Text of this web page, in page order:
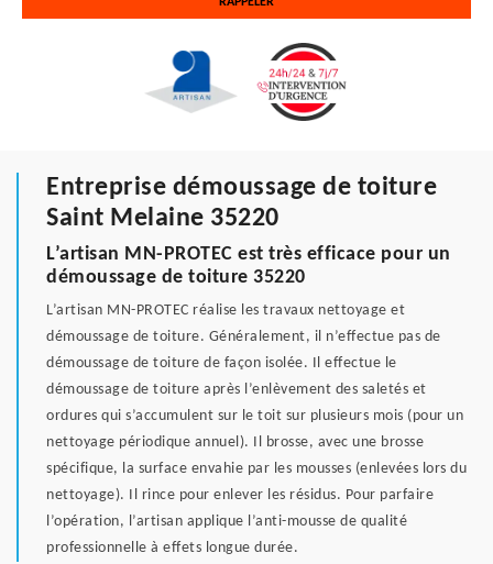
Entreprise démoussage de toiture
Saint Melaine 35220
L’artisan MN-PROTEC est très efficace pour un
démoussage de toiture 35220
L’artisan MN-PROTEC réalise les travaux nettoyage et
démoussage de toiture. Généralement, il n’effectue pas de
démoussage de toiture de façon isolée. Il effectue le
démoussage de toiture après l’enlèvement des saletés et
ordures qui s’accumulent sur le toit sur plusieurs mois (pour un
nettoyage périodique annuel). Il brosse, avec une brosse
spécifique, la surface envahie par les mousses (enlevées lors du
nettoyage). Il rince pour enlever les résidus. Pour parfaire
l’opération, l’artisan applique l’anti-mousse de qualité
professionnelle à effets longue durée.